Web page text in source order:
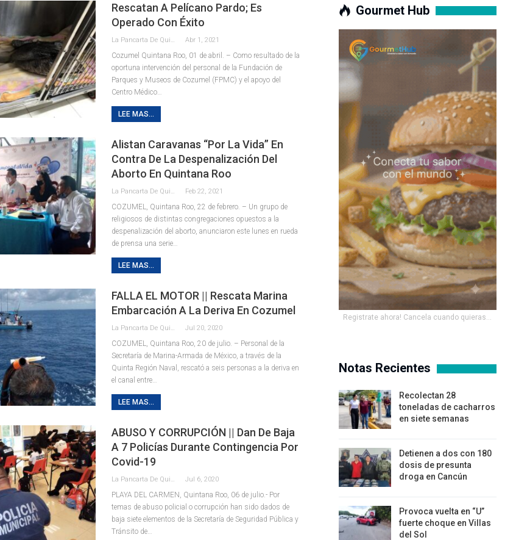
Rescatan A Pelícano Pardo; Es
Operado Con Éxito
Abr 1, 2021
Cozumel Quintana Roo, 01 de abril. – Como resultado de la
oportuna intervención del personal de la Fundación de
Parques y Museos de Cozumel (FPMC) y el apoyo del
Centro Médico
LEE MAS...
Alistan Caravanas “Por La Vida” En
Contra De La Despenalización Del
Aborto En Quintana Roo
Feb 22, 2021
COZUMEL, Quintana Roo, 22 de febrero. – Un grupo de
religiosos de distintas congregaciones opuestos a la
despenalización del aborto, anunciaron este lunes en rueda
de prensa una serie
LEE MAS...
FALLA EL MOTOR || Rescata Marina
Embarcación A La Deriva En Cozumel
Jul 20, 2020
COZUMEL, Quintana Roo, 20 de julio. – Personal de la
Secretaría de Marina-Armada de México, a través de la
Quinta Región Naval, rescató a seis personas a la deriva en
el canal entre
LEE MAS...
ABUSO Y CORRUPCIÓN || Dan De Baja
A 7 Policías Durante Contingencia Por
Covid-19
Jul 6, 2020
PLAYA DEL CARMEN, Quintana Roo, 06 de julio.- Por
temas de abuso policial o corrupción han sido dados de
baja siete elementos de la Secretaría de Seguridad Pública y
Tránsito de
Gourmet Hub
Registrate ahora! Cancela cuando quieras...
Notas Recientes
Recolectan 28
toneladas de cacharros
en siete semanas
Detienen a dos con 180
dosis de presunta
droga en Cancún
Provoca vuelta en “U”
fuerte choque en Villas
del Sol